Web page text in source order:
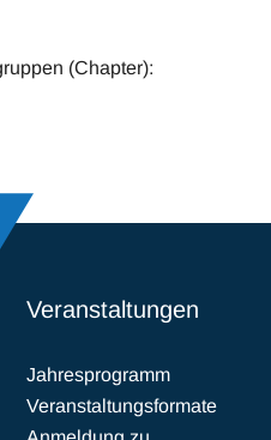
(Chapter):
Veranstaltungen
Jahresprogramm
Veranstaltungsformate